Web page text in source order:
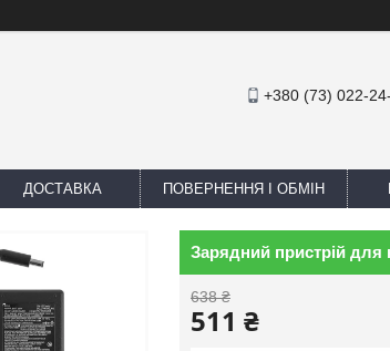
+380 (73) 022-
ДОСТАВКА ПОВЕРНЕННЯ І ОБМІН
Зарядний пристрій для
638 ₴
511 ₴